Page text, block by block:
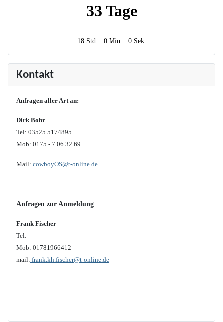
33 Tage
18 Std. : 0 Min. : 0 Sek.
Kontakt
Anfragen aller Art an:
Dirk Bohr
Tel: 03525 5174895
Mob: 0175 - 7 06 32 69
Mail: cowboyOS@t-online.de
Anfragen zur Anmeldung
Frank Fischer
Tel:
Mob: 01781966412
mail: frank.kh.fischer@t-online.de